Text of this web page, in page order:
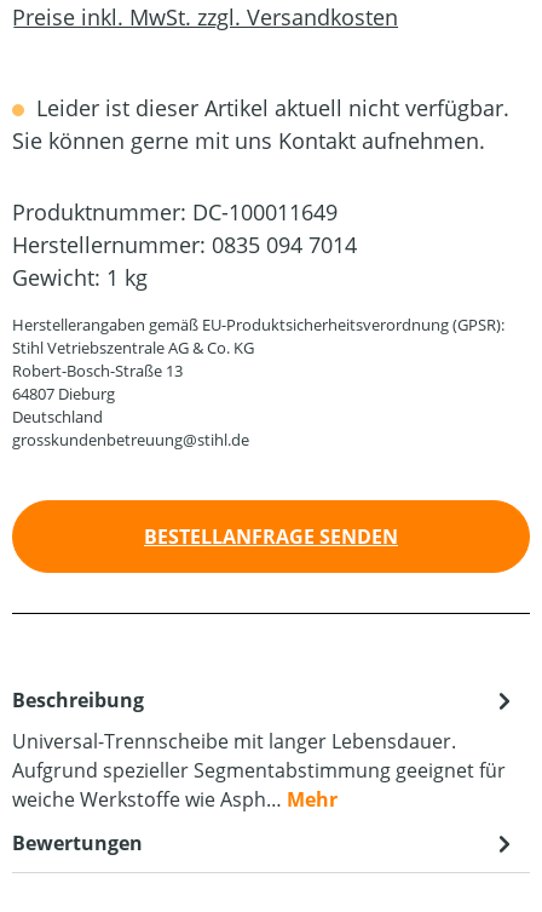
Preise inkl. MwSt. zzgl. Versandkosten
Leider ist dieser Artikel aktuell nicht verfügbar.
Sie können gerne mit uns Kontakt aufnehmen.
Produktnummer: DC-100011649
Herstellernummer: 0835 094 7014
Gewicht: 1 kg
Herstellerangaben gemäß EU-Produktsicherheitsverordnung (GPSR):
Stihl Vetriebszentrale AG & Co. KG
Robert-Bosch-Straße 13
64807 Dieburg
Deutschland
grosskundenbetreuung@stihl.de
BESTELLANFRAGE SENDEN
Beschreibung
Universal-Trennscheibe mit langer Lebensdauer.
Aufgrund spezieller Segmentabstimmung geeignet für
weiche Werkstoffe wie Asph… Mehr
Bewertungen